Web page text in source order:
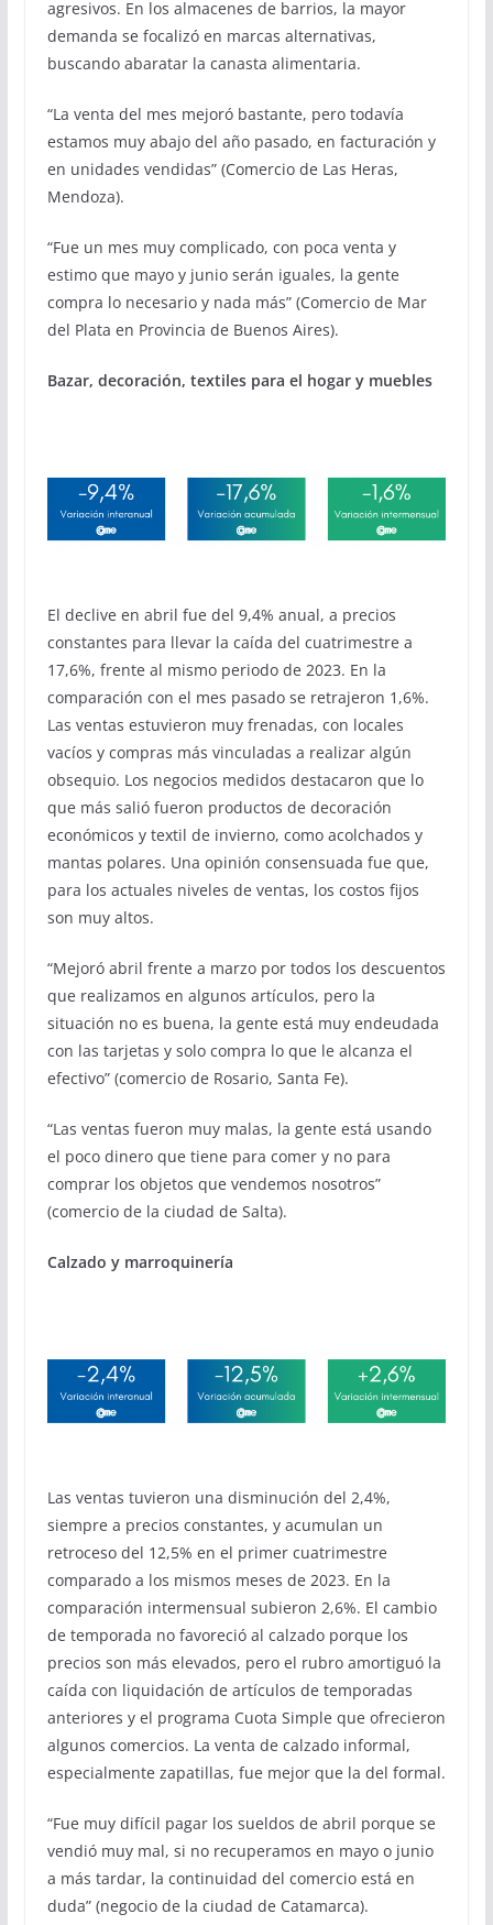
agresivos. En los almacenes de barrios, la mayor
demanda se focalizó en marcas alternativas,
buscando abaratar la canasta alimentaria.
“La venta del mes mejoró bastante, pero todavía
estamos muy abajo del año pasado, en facturación y
en unidades vendidas” (Comercio de Las Heras,
Mendoza).
“Fue un mes muy complicado, con poca venta y
estimo que mayo y junio serán iguales, la gente
compra lo necesario y nada más” (Comercio de Mar
del Plata en Provincia de Buenos Aires).
Bazar, decoración, textiles para el hogar y muebles
El declive en abril fue del 9,4% anual, a precios
constantes para llevar la caída del cuatrimestre a
17,6%, frente al mismo periodo de 2023. En la
comparación con el mes pasado se retrajeron 1,6%.
Las ventas estuvieron muy frenadas, con locales
vacíos y compras más vinculadas a realizar algún
obsequio. Los negocios medidos destacaron que lo
que más salió fueron productos de decoración
económicos y textil de invierno, como acolchados y
mantas polares. Una opinión consensuada fue que,
para los actuales niveles de ventas, los costos fijos
son muy altos.
“Mejoró abril frente a marzo por todos los descuentos
que realizamos en algunos artículos, pero la
situación no es buena, la gente está muy endeudada
con las tarjetas y solo compra lo que le alcanza el
efectivo” (comercio de Rosario, Santa Fe).
“Las ventas fueron muy malas, la gente está usando
el poco dinero que tiene para comer y no para
comprar los objetos que vendemos nosotros”
(comercio de la ciudad de Salta).
Calzado y marroquinería
Las ventas tuvieron una disminución del 2,4%,
siempre a precios constantes, y acumulan un
retroceso del 12,5% en el primer cuatrimestre
comparado a los mismos meses de 2023. En la
comparación intermensual subieron 2,6%. El cambio
de temporada no favoreció al calzado porque los
precios son más elevados, pero el rubro amortiguó la
caída con liquidación de artículos de temporadas
anteriores y el programa Cuota Simple que ofrecieron
algunos comercios. La venta de calzado informal,
especialmente zapatillas, fue mejor que la del formal.
“Fue muy difícil pagar los sueldos de abril porque se
vendió muy mal, si no recuperamos en mayo o junio
a más tardar, la continuidad del comercio está en
duda” (negocio de la ciudad de Catamarca).